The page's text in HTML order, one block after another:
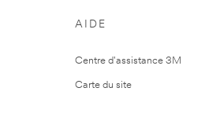
AIDE
Centre d'assistance 3M
Carte du site